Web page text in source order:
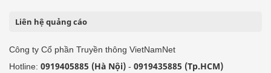
Liên hệ quảng cáo
Công ty Cổ phần Truyền thông VietNamNet
Hotline: 0919405885 (Hà Nội) - 0919435885 (Tp.HCM)